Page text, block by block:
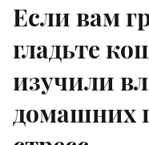
Если вам
гладьте
изучили
домашних